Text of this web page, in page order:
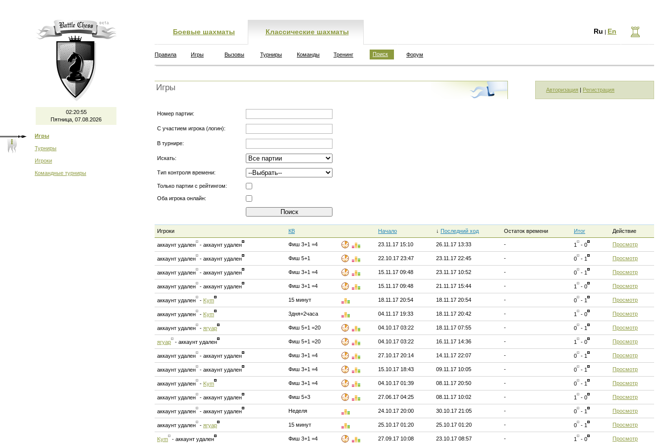
02:20:55
Пятница, 07.08.2026
Игры
Турниры
Игроки
Командные турниры
Боевые шахматы Классические шахматы Ru | En
Правила Игры Вызовы Турниры Команды Тренинг Поиск Форум
Игры Авторизация | Регистрация
Номер партии:
С участием игрока (логин):
В турнире:
Искать:
Тип контроля времени:
Только партии с рейтингом:
Оба игрока онлайн:
Игроки КВ Начало ↓ Последний ход Остаток времени Итог Действие
аккаунт удален - аккаунт удален Фиш 3+1 =4 23.11.17 15:10 26.11.17 13:33 - 1 - 0 Просмотр
аккаунт удален - аккаунт удален Фиш 5+1 22.10.17 23:47 23.11.17 22:45 - 0 - 1 Просмотр
аккаунт удален - аккаунт удален Фиш 3+1 =4 15.11.17 09:48 23.11.17 10:52 - 0 - 1 Просмотр
аккаунт удален - аккаунт удален Фиш 3+1 =4 15.11.17 09:48 21.11.17 15:44 - 1 - 0 Просмотр
аккаунт удален - Kym 15 минут 18.11.17 20:54 18.11.17 20:54 - 0 - 1 Просмотр
аккаунт удален - Kym 3дня+2часа 04.11.17 19:33 18.11.17 20:42 - 1 - 0 Просмотр
аккаунт удален - ягуар Фиш 5+1 =20 04.10.17 03:22 18.11.17 07:55 - 0 - 1 Просмотр
ягуар - аккаунт удален Фиш 5+1 =20 04.10.17 03:22 16.11.17 14:36 - 1 - 0 Просмотр
аккаунт удален - аккаунт удален Фиш 3+1 =4 27.10.17 20:14 14.11.17 22:07 - 0 - 1 Просмотр
аккаунт удален - аккаунт удален Фиш 3+1 =4 15.10.17 18:43 09.11.17 10:05 - 0 - 1 Просмотр
аккаунт удален - Kym Фиш 3+1 =4 04.10.17 01:39 08.11.17 20:50 - 0 - 1 Просмотр
аккаунт удален - аккаунт удален Фиш 5+3 27.06.17 04:25 08.11.17 10:02 - 1 - 0 Просмотр
аккаунт удален - аккаунт удален Неделя 24.10.17 20:00 30.10.17 21:05 - 0 - 1 Просмотр
аккаунт удален - ягуар 15 минут 25.10.17 01:20 25.10.17 01:20 - 0 - 1 Просмотр
Kym - аккаунт удален Фиш 3+1 =4 27.09.17 10:08 23.10.17 08:57 - 1 - 0 Просмотр